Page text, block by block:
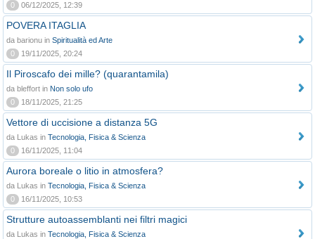
0
06/12/2025, 12:39
POVERA ITAGLIA
da barionu in Spiritualità ed Arte
0
19/11/2025, 20:24
Il Piroscafo dei mille? (quarantamila)
da bleffort in Non solo ufo
0
18/11/2025, 21:25
Vettore di uccisione a distanza 5G
da Lukas in Tecnologia, Fisica & Scienza
0
16/11/2025, 11:04
Aurora boreale o litio in atmosfera?
da Lukas in Tecnologia, Fisica & Scienza
0
16/11/2025, 10:53
Strutture autoassemblanti nei filtri magici
da Lukas in Tecnologia, Fisica & Scienza